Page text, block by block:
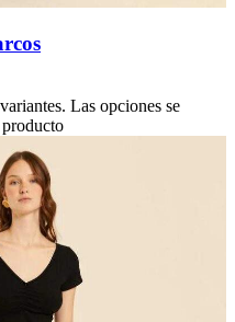
Las opciones se